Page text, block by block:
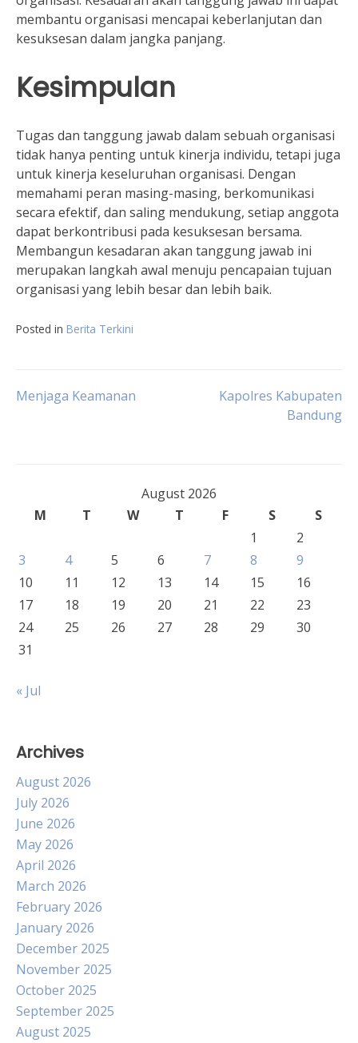
membantu organisasi mencapai keberlanjutan dan
kesuksesan dalam jangka panjang.
Kesimpulan
Tugas dan tanggung jawab dalam sebuah organisasi
tidak hanya penting untuk kinerja individu, tetapi juga
untuk kinerja keseluruhan organisasi. Dengan
memahami peran masing-masing, berkomunikasi
secara efektif, dan saling mendukung, setiap anggota
dapat berkontribusi pada kesuksesan bersama.
Membangun kesadaran akan tanggung jawab ini
merupakan langkah awal menuju pencapaian tujuan
organisasi yang lebih besar dan lebih baik.
Posted in Berita Terkini
Post
Menjaga Keamanan
Kapolres Kabupaten
Bandung
August 2026
M
T W T F S
S
1
2
3
4 5 6 7 8
9
10
11 12 13 14 15
16
17
18 19 20 21 22
23
24
25 26 27 28 29
30
31
« Jul
Archives
August 2026
July 2026
June 2026
May 2026
April 2026
March 2026
February 2026
January 2026
December 2025
November 2025
October 2025
September 2025
August 2025